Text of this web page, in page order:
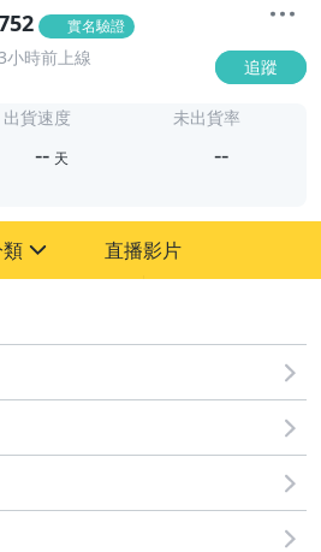
實名驗證
小時前上線 追蹤
出貨速度
-- 天
未出貨率
--
直播影片